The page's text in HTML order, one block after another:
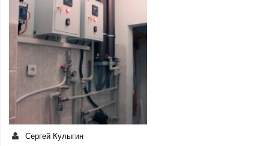
Сергей Кулыгин